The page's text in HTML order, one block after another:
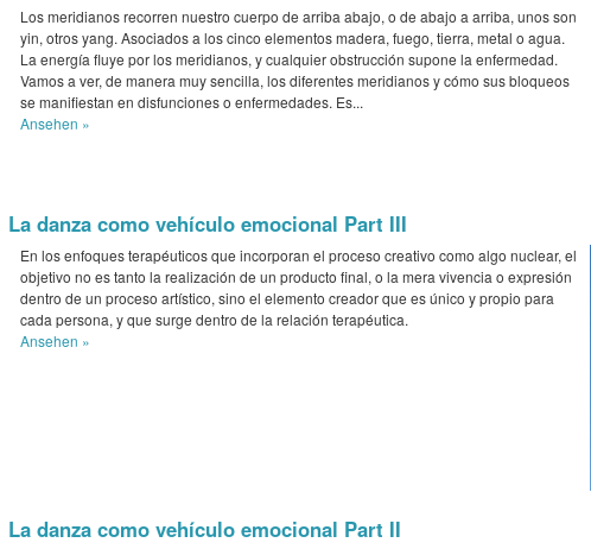
Los meridianos recorren nuestro cuerpo de arriba abajo, o de abajo a arriba, unos son
yin, otros yang. Asociados a los cinco elementos madera, fuego, tierra, metal o agua.
La energía fluye por los meridianos, y cualquier obstrucción supone la enfermedad.
Vamos a ver, de manera muy sencilla, los diferentes meridianos y cómo sus bloqueos
se manifiestan en disfunciones o enfermedades. Es...
Ansehen »
La danza como vehículo emocional Part III
En los enfoques terapéuticos que incorporan el proceso creativo como algo nuclear, el
objetivo no es tanto la realización de un producto final, o la mera vivencia o expresión
dentro de un proceso artístico, sino el elemento creador que es único y propio para
cada persona, y que surge dentro de la relación terapéutica.
Ansehen »
La danza como vehículo emocional Part II